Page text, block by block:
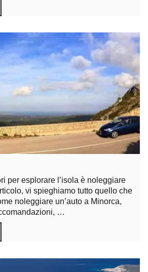
per esplorare l’isola è noleggiare
vi spieghiamo tutto quello che
noleggiare un’auto a Minorca,
…